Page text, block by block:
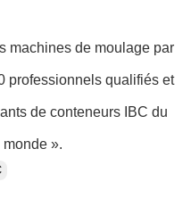
machines de moulage par
professionnels qualifiés et
de conteneurs IBC du
».